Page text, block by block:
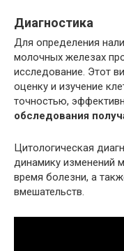
Диагностика
Для определения
молочных железах
исследование. Этот
оценку и изучение
точностью,
обследования
Цитологическая
динамику изменений
время болезни, а
вмешательств.